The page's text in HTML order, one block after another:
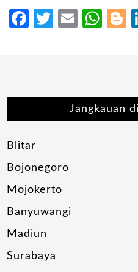
Facebook
Twitter
Email
Jangkauan
Blitar
Bojonegoro
Mojokerto
Banyuwangi
Madiun
Surabaya